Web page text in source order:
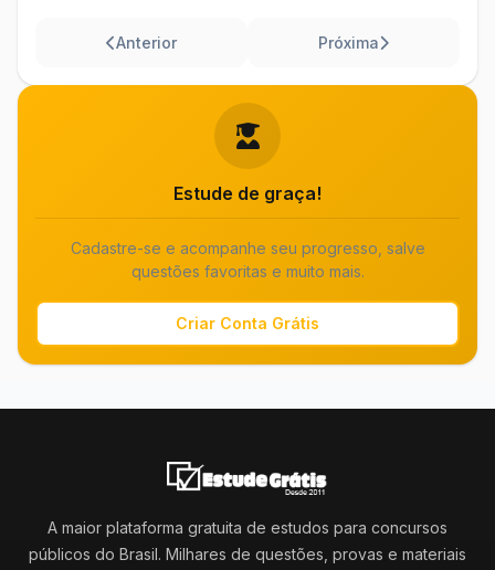
Anterior Próxima
Estude de graça!
Cadastre-se e acompanhe seu progresso, salve
questões favoritas e muito mais.
Criar Conta Grátis
A maior plataforma gratuita de estudos para concursos
públicos do Brasil. Milhares de questões, provas e materiais